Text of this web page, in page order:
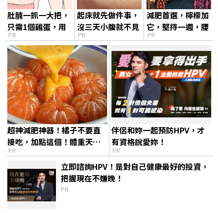
肚腩一抓一大把，
只需1個雞蛋，用
一個瘦一個
PR
起床就先做件事，
沒三天小腹就不見
了! 肚子一天天變
小！
PR
減肥首選，檸檬加
它，堅持一週，腰
細了，瘦到你懷疑
人生
PR
超神減肥神器！橘子不要直
接吃，加點這個！體重天天
下降
PR
伴侶和妳一起預防HPV，才
有資格說愛妳！
PR
立即諮詢HPV！是對自己健康最好的投資，
把握現在不嫌晚！
PR